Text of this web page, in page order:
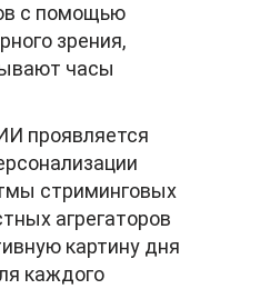
с помощью
зрения,
часы
проявляется
стриминговых
агрегаторов
картину дня
каждого